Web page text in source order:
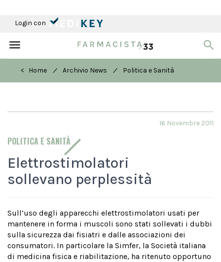
Login con
Toggle
< Home
/ Archivio News / Politica e Sanità
POLITICA E SANITÀ
16 Novembre 2011
Elettrostimolatori
sollevano perplessità
Sull’uso degli apparecchi elettrostimolatori usati per
mantenere in forma i muscoli sono stati sollevati i dubbi
sulla sicurezza dai fisiatri e dalle associazioni dei
consumatori. In particolare la Simfer, la Società italiana
di medicina fisica e riabilitazione, ha ritenuto opportuno